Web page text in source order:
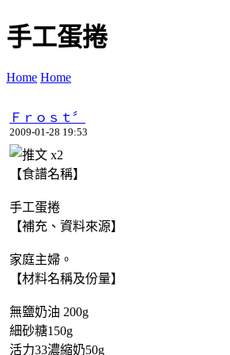
手工蛋捲
Home Home
Ｆｒｏｓｔ〞
2009-01-28 19:53
x2
【食譜名稱】
手工蛋捲
【補充、資料來源】
家庭主婦。
【材料名稱及份量】
無鹽奶油 200g
細砂糖150g
活力33濃縮奶50g